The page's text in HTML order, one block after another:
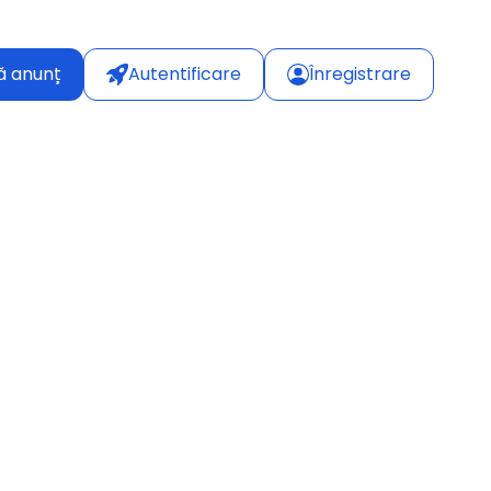
anunț Autentificare Înregistrare